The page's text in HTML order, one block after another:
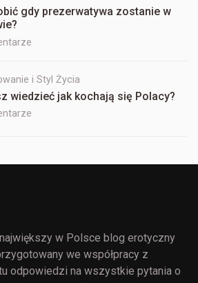
zaliczyły
trójkąt
gdy prezerwatywa zostanie w
gdy
prezerwatywa
i Styl Życia
wiedzieć jak kochają się Polacy?
w Polsce blog erotyczny
we współpracy z
odpowiedzi na wszystkie pytania o